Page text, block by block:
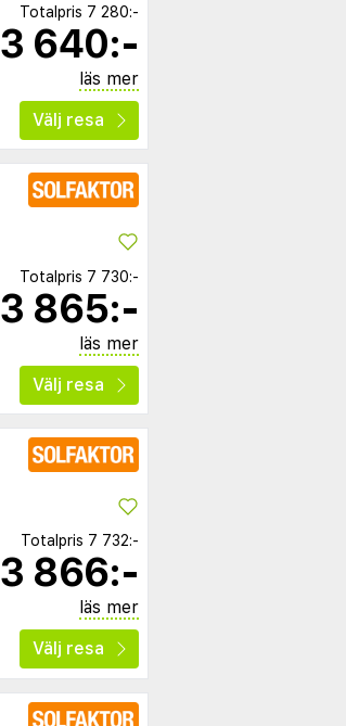
Totalpris 7 280:-
3 640:-
läs mer
Välj resa
Totalpris 7 730:-
3 865:-
läs mer
Välj resa
Totalpris 7 732:-
3 866:-
läs mer
Välj resa